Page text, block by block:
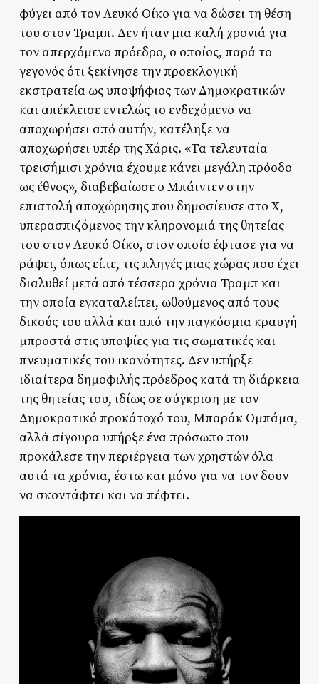
φύγει από τον Λευκό Οίκο για να δώσει τη θέση
του στον Τραμπ. Δεν ήταν μια καλή χρονιά για
τον απερχόμενο πρόεδρο, ο οποίος, παρά το
γεγονός ότι ξεκίνησε την προεκλογική
εκστρατεία ως υποψήφιος των Δημοκρατικών
και απέκλεισε εντελώς το ενδεχόμενο να
αποχωρήσει από αυτήν, κατέληξε να
αποχωρήσει υπέρ της Χάρις. «Τα τελευταία
τρεισήμισι χρόνια έχουμε κάνει μεγάλη πρόοδο
ως έθνος», διαβεβαίωσε ο Μπάιντεν στην
επιστολή αποχώρησης που δημοσίευσε στο Χ,
υπερασπιζόμενος την κληρονομιά της θητείας
του στον Λευκό Οίκο, στον οποίο έφτασε για να
ράψει, όπως είπε, τις πληγές μιας χώρας που έχει
διαλυθεί μετά από τέσσερα χρόνια Τραμπ και
την οποία εγκαταλείπει, ωθούμενος από τους
δικούς του αλλά και από την παγκόσμια κραυγή
μπροστά στις υποψίες για τις σωματικές και
πνευματικές του ικανότητες. Δεν υπήρξε
ιδιαίτερα δημοφιλής πρόεδρος κατά τη διάρκεια
της θητείας του, ιδίως σε σύγκριση με τον
Δημοκρατικό προκάτοχό του, Μπαράκ Ομπάμα,
αλλά σίγουρα υπήρξε ένα πρόσωπο που
προκάλεσε την περιέργεια των χρηστών όλα
αυτά τα χρόνια, έστω και μόνο για να τον δουν
να σκοντάφτει και να πέφτει.